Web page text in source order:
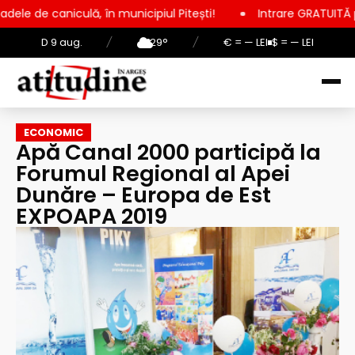
D 9 aug. / 29° / € = — LEI $ = — LEI
în municipiul Pitești! Intrare GRATUITĂ pentru copii,
ECONOMIC
Apă Canal 2000 participă la
Forumul Regional al Apei
Dunăre – Europa de Est
EXPOAPA 2019